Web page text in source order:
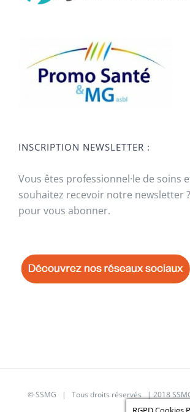
INSCRIPTION NEWSLETTER :
Vous êtes professionnel·le de soins
souhaitez recevoir notre newsletter ?
pour vous abonner.
© SSMG | Tous droits réservés | 2018